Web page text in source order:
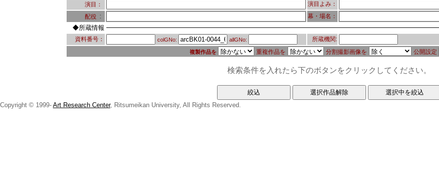
演目：
演目よみ：
配役 ： 幕・場名：
◆所蔵情報
資料番号： colGNo: allGNo: 所蔵機関:
複製作品を 重複作品を 分割撮影画像を 公開設定
検索条件を入れたら下のボタンをクリックしてください。
Copyright © 1999- Art Research Center, Ritsumeikan University, All Rights Reserved.